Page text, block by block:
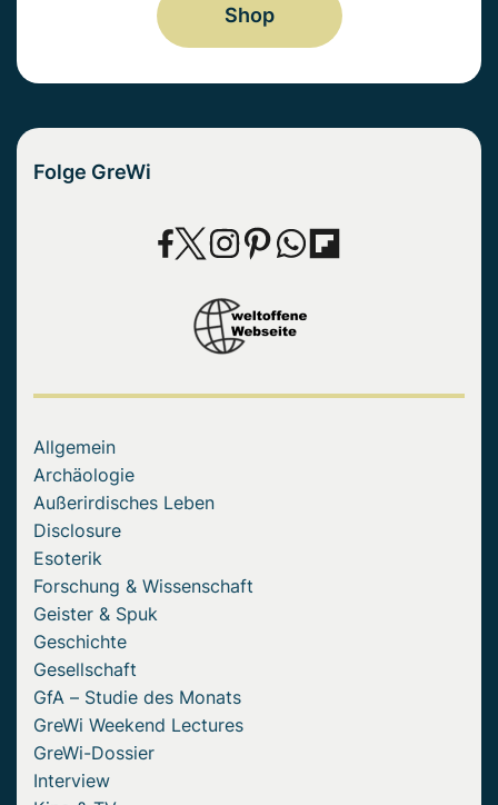
Shop
Folge GreWi
Allgemein
Archäologie
Außerirdisches Leben
Disclosure
Esoterik
Forschung & Wissenschaft
Geister & Spuk
Geschichte
Gesellschaft
GfA – Studie des Monats
GreWi Weekend Lectures
GreWi-Dossier
Interview